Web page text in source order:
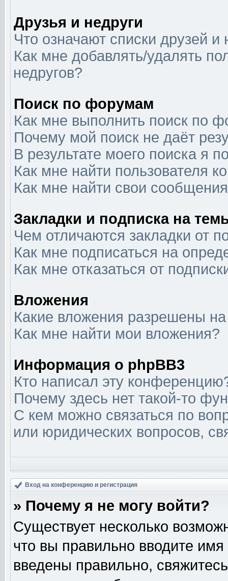
Друзья и недруги
Что означают списки друзей и
Как мне добавлять/удалять
недругов?
Поиск по форумам
Как мне выполнить поиск по
Почему мой поиск не даёт
В результате моего поиска я
Как мне найти пользователя
Как мне найти свои
Закладки и подписка на
Чем отличаются закладки от
Как мне подписаться на
Как мне отказаться от
Вложения
Какие вложения разрешены
Как мне найти мои вложения?
Информация о phpBB3
Кто написал эту
Почему здесь нет такой-то
С кем можно связаться по
или юридических вопросов,
Вход на конференцию и регистрация
» Почему я не могу войти?
Существует несколько
что вы правильно вводите
введены правильно,